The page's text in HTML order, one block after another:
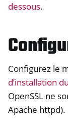
dessous.
Configurez le
d’installation
OpenSSL ne
Apache httpd).